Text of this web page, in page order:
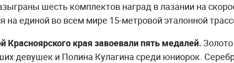
шесть комплектов наград в лазании на
на единой во всем мире 15-метровой эталонной
Красноярского края завоевали пять медалей.
девушек и Полина Кулагина среди юниорок.